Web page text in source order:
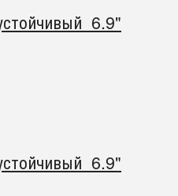
6.9"
6.9"